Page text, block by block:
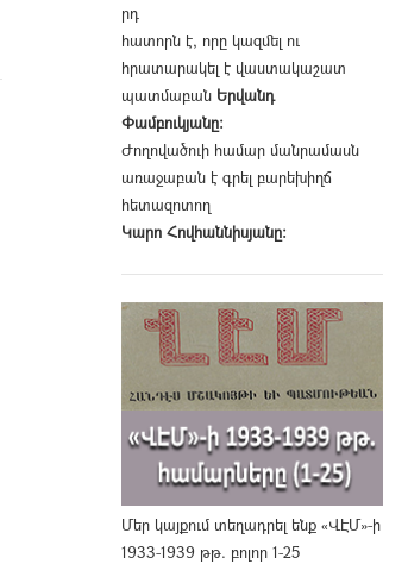
րդ
հատորն է, որը կազմել ու
հրատարակել է վաստակաշատ
պատմաբան Երվանդ
Փամբուկյանը։
Ժողովածուի համար մանրամասն
առաջաբան է գրել բարեխիղճ
հետազոտող
Կարո Հովհաննիսյանը։
Մեր կայքում տեղադրել ենք «ՎԷՄ»-ի
1933-1939 թթ. բոլոր 1-25